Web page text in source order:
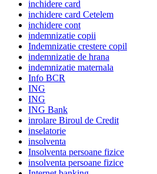
inchidere card
inchidere card Cetelem
inchidere cont
indemnizatie copii
Indemnizatie crestere copil
indemnizatie de hrana
indemnizatie maternala
Info BCR
ING
ING
ING Bank
inrolare Biroul de Credit
inselatorie
insolventa
Insolventa persoane fizice
insolventa persoane fizice